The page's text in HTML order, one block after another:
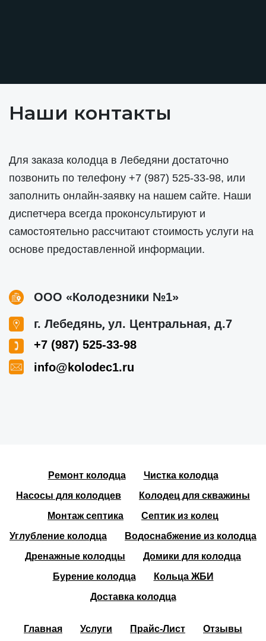
Наши контакты
Для заказа колодца в Лебедяни достаточно
позвонить по телефону +7 (987) 525-33-98, или
заполнить онлайн-заявку на нашем сайте. Наши
диспетчера всегда проконсультируют и
самостоятельно рассчитают стоимость услуги на
основе предоставленной информации.
ООО «Колодезники №1»
г. Лебедянь, ул. Центральная, д.7
+7 (987) 525-33-98
info@kolodec1.ru
Ремонт колодца
Чистка колодца
Насосы для колодцев
Колодец для скважины
Монтаж септика
Септик из колец
Углубление колодца
Водоснабжение из колодца
Дренажные колодцы
Домики для колодца
Бурение колодца
Кольца ЖБИ
Доставка колодца
Главная Услуги Прайс-Лист Отзывы